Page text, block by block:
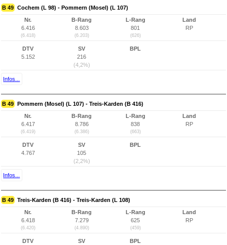
B 49 Cochem (L 98) - Pommern (Mosel) (L 107)
Nr.
6.416
(6.418)
B-Rang
8.603
(6.203)
L-Rang
801
(626)
Land
RP
DTV
5.152
SV
216
(4,2%)
BPL
Infos...
B 49 Pommern (Mosel) (L 107) - Treis-Karden (B 416)
Nr.
6.417
(6.419)
B-Rang
8.786
(6.386)
L-Rang
838
(663)
Land
RP
DTV
4.767
SV
105
(2,2%)
BPL
Infos...
B 49 Treis-Karden (B 416) - Treis-Karden (L 108)
Nr.
6.418
(6.420)
B-Rang
7.279
(4.890)
L-Rang
625
(459)
Land
RP
DTV
SV
BPL